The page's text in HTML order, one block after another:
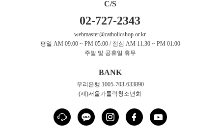
C/S
02-727-2343
webmaster@catholicshop.or.kr
평일 AM 09:00 ~ PM 05:00 / 점심 AM 11:30 ~ PM 01:00
주말 및 공휴일 휴무
BANK
우리은행 1005-703-633890
(재)서울가톨릭청소년회